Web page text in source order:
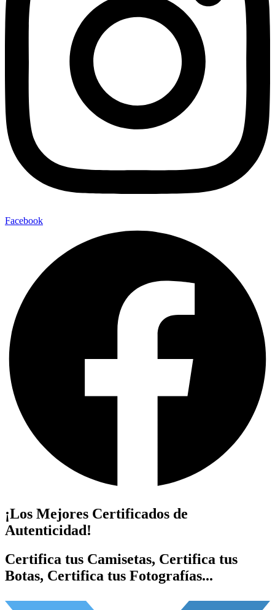
Facebook
¡Los Mejores Certificados de
Autenticidad!
Certifica tus Camisetas, Certifica tus
Botas, Certifica tus Fotografías...